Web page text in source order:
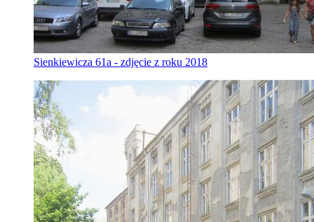
Sienkiewicza 61a - zdjęcie z roku 2018